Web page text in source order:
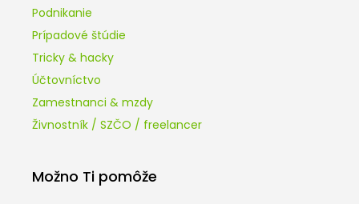
Podnikanie
Prípadové štúdie
Tricky & hacky
Účtovníctvo
Zamestnanci & mzdy
Živnostník / SZČO / freelancer
Možno Ti pomôže